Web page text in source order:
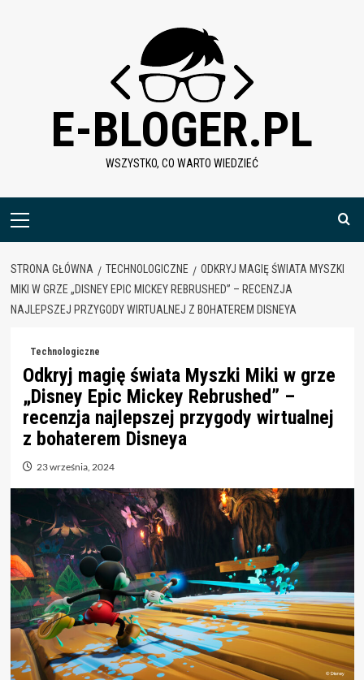
E-BLOGER.PL
WSZYSTKO, CO WARTO WIEDZIEĆ
Menu
STRONA GŁÓWNA TECHNOLOGICZNE
ODKRYJ MAGIĘ ŚWIATA MYSZKI
MIKI W GRZE „DISNEY EPIC MICKEY REBRUSHED” – RECENZJA
NAJLEPSZEJ PRZYGODY WIRTUALNEJ Z BOHATEREM DISNEYA
Technologiczne
Odkryj magię świata Myszki Miki w grze
„Disney Epic Mickey Rebrushed” –
recenzja najlepszej przygody wirtualnej
z bohaterem Disneya
23 września, 2024